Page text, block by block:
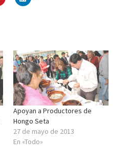
Apoyan a Productores de
Hongo Seta
27 de mayo de 2013
En «Todo»